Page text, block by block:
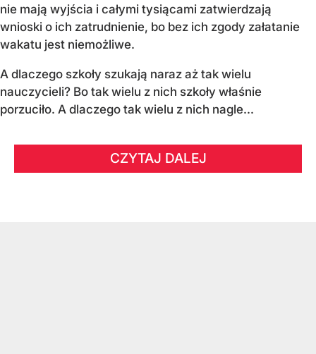
nie mają wyjścia i całymi tysiącami zatwierdzają
wnioski o ich zatrudnienie, bo bez ich zgody załatanie
wakatu jest niemożliwe.
A dlaczego szkoły szukają naraz aż tak wielu
nauczycieli? Bo tak wielu z nich szkoły właśnie
porzuciło. A dlaczego tak wielu z nich nagle...
CZYTAJ DALEJ